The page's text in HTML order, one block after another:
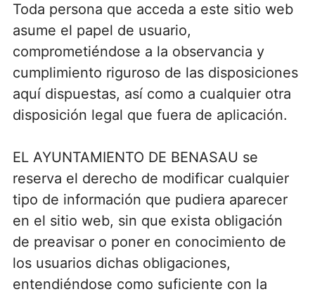
Toda persona que acceda a este sitio web
asume el papel de usuario,
comprometiéndose a la observancia y
cumplimiento riguroso de las disposiciones
aquí dispuestas, así como a cualquier otra
disposición legal que fuera de aplicación.
EL AYUNTAMIENTO DE BENASAU se
reserva el derecho de modificar cualquier
tipo de información que pudiera aparecer
en el sitio web, sin que exista obligación
de preavisar o poner en conocimiento de
los usuarios dichas obligaciones,
entendiéndose como suficiente con la